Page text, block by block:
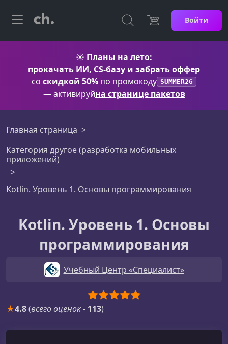
Войти
☀️ Планы на лето:
прокачать ИИ, CS-базу и забрать оффер
со скидкой 50% по промокоду SUMMER26
— активируйна странице пакетов
Главная страница
Категория другое (разработка мобильных
приложений)
Kotlin. Уровень 1. Основы программирования
Kotlin. Уровень 1. Основы
программирования
Учебный Центр «Специалист»
★4.8(всего оценок- 113)